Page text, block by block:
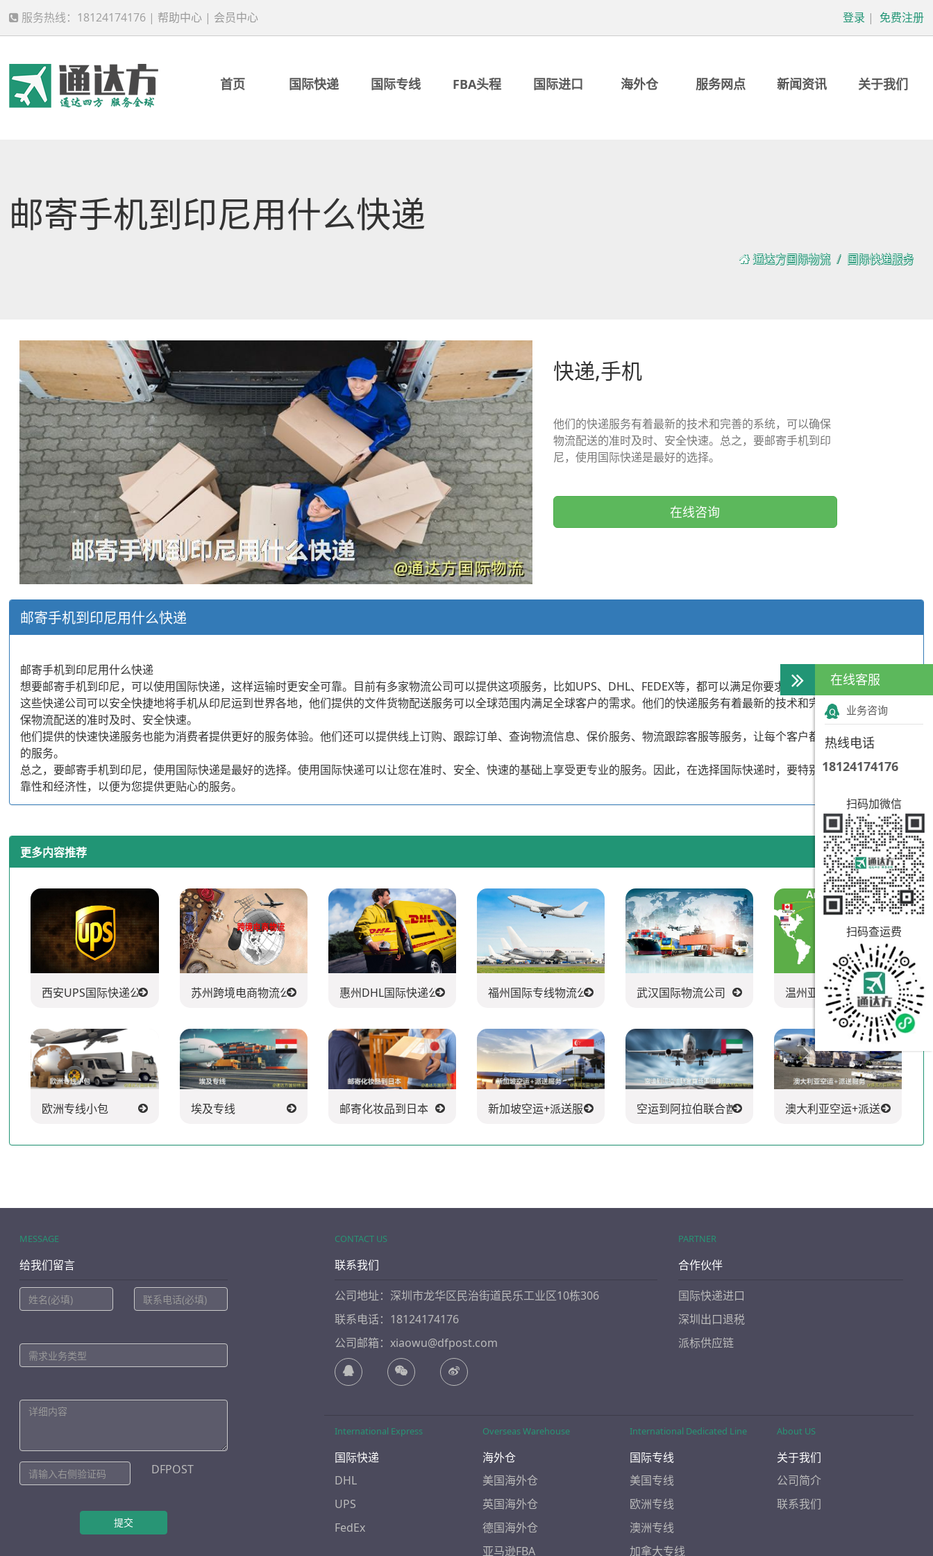
服务热线：18124174176 | 帮助中心 | 会员中心 登录 | 免费注册
首页 国际快递 国际专线 FBA头程 国际进口 海外仓 服务网点 新闻资讯 关于我们
邮寄手机到印尼用什么快递
通达方国际物流 国际快递服务
快递,手机
他们的快递服务有着最新的技术和完善的系统，可以确保
物流配送的准时及时、安全快速。总之，要邮寄手机到印
尼，使用国际快递是最好的选择。
在线咨询
邮寄手机到印尼用什么快递
邮寄手机到印尼用什么快递
想要邮寄手机到印尼，可以使用国际快递，这样运输时更安全可靠。目前有多家物流公司可以提供这项服务，比如UPS、DHL、FEDEX等，都可以满足你要求的服务要求。
这些快递公司可以安全快捷地将手机从印尼运到世界各地，他们提供的文件货物配送服务可以全球范围内满足全球客户的需求。他们的快递服务有着最新的技术和完善的系统，可以确
保物流配送的准时及时、安全快速。
他们提供的快速快递服务也能为消费者提供更好的服务体验。他们还可以提供线上订购、跟踪订单、查询物流信息、保价服务、物流跟踪客服等服务，让每个客户都能感受到宾至如归
的服务。
总之，要邮寄手机到印尼，使用国际快递是最好的选择。使用国际快递可以让您在准时、安全、快速的基础上享受更专业的服务。因此，在选择国际快递时，要特别注意物流服务的可
靠性和经济性，以便为您提供更贴心的服务。
更多内容推荐
西安UPS国际快递公司 苏州跨境电商物流公司 惠州DHL国际快递公司 福州国际专线物流公司 武汉国际物流公司 温州亚马逊FBA头程派送公司
欧洲专线小包 埃及专线 邮寄化妆品到日本 新加坡空运+派送服务 空运到阿拉伯联合酋长国服务 澳大利亚空运+派送服务
MESSAGE
给我们留言
DFPOST
提交
CONTACT US
联系我们
公司地址：深圳市龙华区民治街道民乐工业区10栋306
联系电话：18124174176
公司邮箱：xiaowu@dfpost.com
PARTNER
合作伙伴
国际快递进口
深圳出口退税
派标供应链
International Express
国际快递
DHL
UPS
FedEx
Overseas Warehouse
海外仓
美国海外仓
英国海外仓
德国海外仓
亚马逊FBA
International Dedicated Line
国际专线
美国专线
欧洲专线
澳洲专线
加拿大专线
About US
关于我们
公司简介
联系我们
在线客服
业务咨询
热线电话
18124174176
扫码加微信
扫码查运费